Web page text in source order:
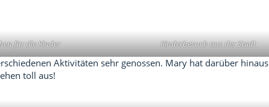
für die Kinder Kinderbesuch aus der Stadt
Aktivitäten sehr genossen. Mary hat darüber hinaus
toll aus!